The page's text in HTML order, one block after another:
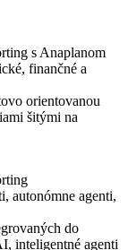
s Anaplanom
finančné a
orientovanou
šitými na
autonómne agenti,
do
inteligentné agenti